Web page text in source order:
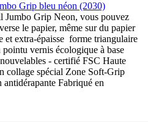
Grip bleu néon (2030)
Jumbo Grip Neon, vous pouvez
le papier, même sur du papier
et extra-épaisse forme triangulaire
vernis écologique à base
- certifié FSC Haute
collage spécial Zone Soft-Grip
Fabriqué en